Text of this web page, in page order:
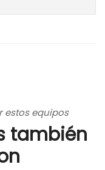
estos equipos
también